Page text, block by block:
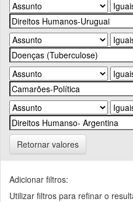
Retornar valores
Adicionar filtros:
Utilizar filtros para refinar o